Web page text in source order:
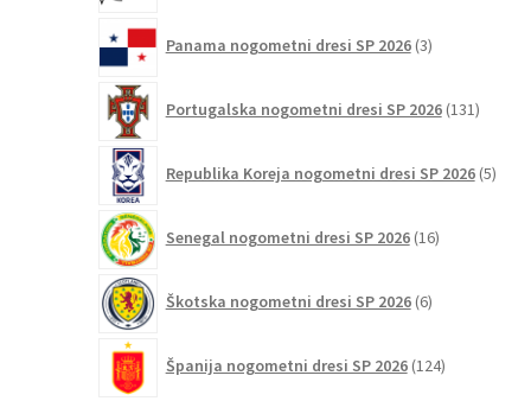
Panama nogometni dresi SP 2026 3izdelki
Portugalska nogometni dresi SP 2026 131
Republika Koreja nogometni dresi SP 2026 5
Senegal nogometni dresi SP 2026 16izdelkov
Škotska nogometni dresi SP 2026 6izdelkov
Španija nogometni dresi SP 2026 124izdelkov